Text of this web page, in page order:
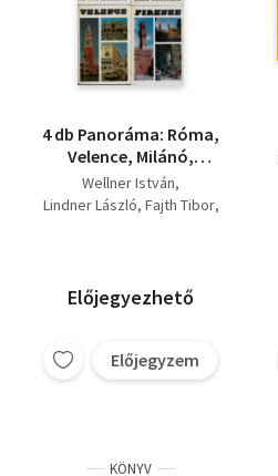
4 db Panoráma: Róma,
Velence, Milánó,
Firenze.
Wellner István
Lindner László Fajth Tibor
Előjegyezhető
Előjegyzem
KÖNYV